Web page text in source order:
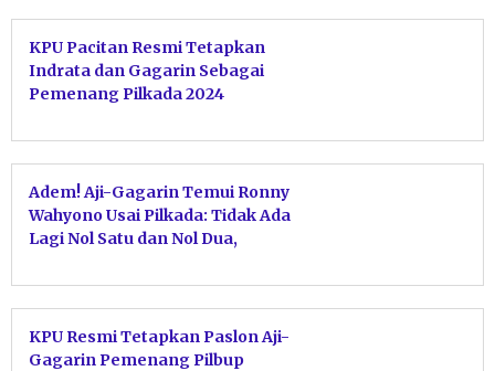
KPU Pacitan Resmi Tetapkan
Indrata dan Gagarin Sebagai
Pemenang Pilkada 2024
Adem! Aji-Gagarin Temui Ronny
Wahyono Usai Pilkada: Tidak Ada
Lagi Nol Satu dan Nol Dua,
KPU Resmi Tetapkan Paslon Aji-
Gagarin Pemenang Pilbup